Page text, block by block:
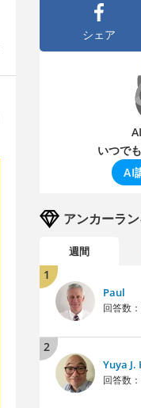
シェア
いつで
AI
アンカーラ
週間
1
Paul
回答数：
2
Yuya J.
回答数：